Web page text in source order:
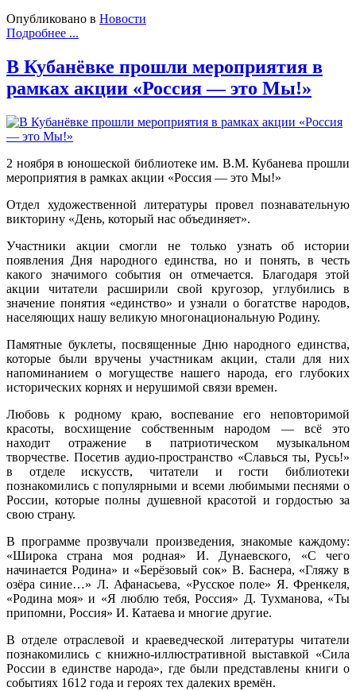
Опубликовано в Новости
Подробнее ...
В Кубанёвке прошли мероприятия в
рамках акции «Россия — это Мы!»
2 ноября в юношеской библиотеке им. В.М. Кубанева прошли
мероприятия в рамках акции «Россия — это Мы!»
Отдел художественной литературы провел познавательную
викторину «День, который нас объединяет».
Участники акции смогли не только узнать об истории
появления Дня народного единства, но и понять, в честь
какого значимого события он отмечается. Благодаря этой
акции читатели расширили свой кругозор, углубились в
значение понятия «единство» и узнали о богатстве народов,
населяющих нашу великую многонациональную Родину.
Памятные буклеты, посвященные Дню народного единства,
которые были вручены участникам акции, стали для них
напоминанием о могуществе нашего народа, его глубоких
исторических корнях и нерушимой связи времен.
Любовь к родному краю, воспевание его неповторимой
красоты, восхищение собственным народом — всё это
находит отражение в патриотическом музыкальном
творчестве. Посетив аудио-пространство «Славься ты, Русь!»
в отделе искусств, читатели и гости библиотеки
познакомились с популярными и всеми любимыми песнями о
России, которые полны душевной красотой и гордостью за
свою страну.
В программе прозвучали произведения, знакомые каждому:
«Широка страна моя родная» И. Дунаевского, «С чего
начинается Родина» и «Берёзовый сок» В. Баснера, «Гляжу в
озёра синие…» Л. Афанасьева, «Русское поле» Я. Френкеля,
«Родина моя» и «Я люблю тебя, Россия» Д. Тухманова, «Ты
припомни, Россия» И. Катаева и многие другие.
В отделе отраслевой и краеведческой литературы читатели
познакомились с книжно-иллюстративной выставкой «Сила
России в единстве народа», где были представлены книги о
событиях 1612 года и героях тех далеких времён.